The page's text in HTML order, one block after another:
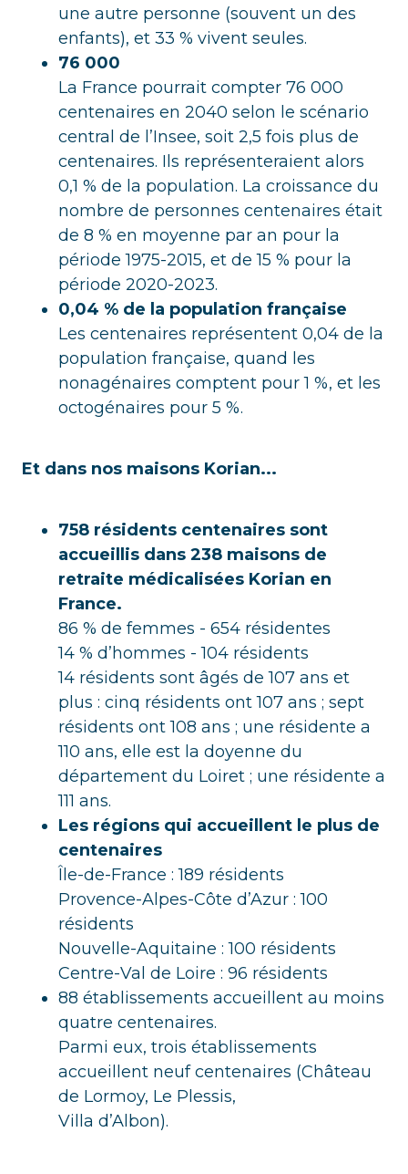
une autre personne (souvent un des
enfants), et 33 % vivent seules.
76 000
La France pourrait compter 76 000
centenaires en 2040 selon le scénario
central de l’Insee, soit 2,5 fois plus de
centenaires. Ils représenteraient alors
0,1 % de la population. La croissance du
nombre de personnes centenaires était
de 8 % en moyenne par an pour la
période 1975-2015, et de 15 % pour la
période 2020-2023.
0,04 % de la population française
Les centenaires représentent 0,04 de la
population française, quand les
nonagénaires comptent pour 1 %, et les
octogénaires pour 5 %.
Et dans nos maisons Korian...
758 résidents centenaires sont
accueillis dans 238 maisons de
retraite médicalisées Korian en
France.
86 % de femmes - 654 résidentes
14 % d’hommes - 104 résidents
14 résidents sont âgés de 107 ans et
plus : cinq résidents ont 107 ans ; sept
résidents ont 108 ans ; une résidente a
110 ans, elle est la doyenne du
département du Loiret ; une résidente a
111 ans.
Les régions qui accueillent le plus de
centenaires
Île-de-France : 189 résidents
Provence-Alpes-Côte d’Azur : 100
résidents
Nouvelle-Aquitaine : 100 résidents
Centre-Val de Loire : 96 résidents
88 établissements accueillent au moins
quatre centenaires.
Parmi eux, trois établissements
accueillent neuf centenaires (Château
de Lormoy, Le Plessis,
Villa d’Albon).